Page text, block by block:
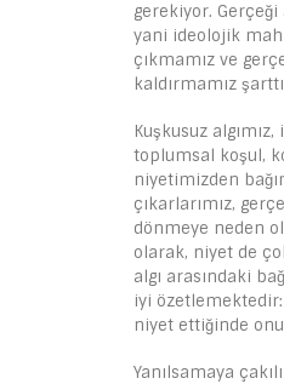
gerekiyor.
yani ideolojik
çıkmamız ve
kaldırmamız
Kuşkusuz
toplumsal koşul,
niyetimizden
çıkarlarımız,
dönmeye neden
olarak, niyet de
algı arasındaki
iyi
niyet ettiğinde
Yanılsamaya